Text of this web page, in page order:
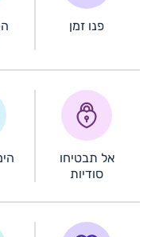
פנו זמן
אל תבטיחו
סודיות